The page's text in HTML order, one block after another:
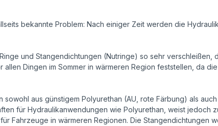
bekannte Problem: Nach einiger Zeit werden die
und Stangendichtungen (Nutringe) so sehr verschleißen,
allen Dingen im Sommer in wärmeren Region feststellen, da
aus günstigem Polyurethan (AU, rote Färbung) als
für Hydraulikanwendungen wie Polyurethan, weist jedoch
Fahrzeuge in wärmeren Regionen. Die Stangendichtungen